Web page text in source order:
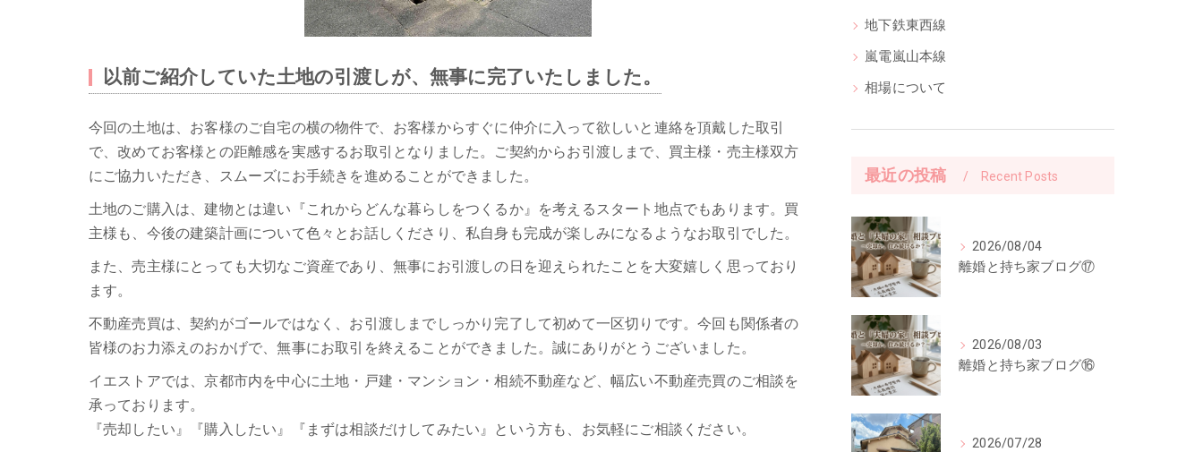
以前ご紹介していた土地の引渡しが、無事に完了いたしました。
今回の土地は、お客様のご自宅の横の物件で、お客様からすぐに仲介に入って欲しいと連絡を頂戴した取引
で、改めてお客様との距離感を実感するお取引となりました。ご契約からお引渡しまで、買主様・売主様双方
にご協力いただき、スムーズにお手続きを進めることができました。
土地のご購入は、建物とは違い『これからどんな暮らしをつくるか』を考えるスタート地点でもあります。買
主様も、今後の建築計画について色々とお話しくださり、私自身も完成が楽しみになるようなお取引でした。
また、売主様にとっても大切なご資産であり、無事にお引渡しの日を迎えられたことを大変嬉しく思っており
ます。
不動産売買は、契約がゴールではなく、お引渡しまでしっかり完了して初めて一区切りです。今回も関係者の
皆様のお力添えのおかげで、無事にお取引を終えることができました。誠にありがとうございました。
イエストアでは、京都市内を中心に土地・戸建・マンション・相続不動産など、幅広い不動産売買のご相談を
承っております。
『売却したい』『購入したい』『まずは相談だけしてみたい』という方も、お気軽にご相談ください。
地下鉄東西線
嵐電嵐山本線
相場について
最近の投稿 Recent Posts
2026/08/04
離婚と持ち家ブログ⑰
2026/08/03
離婚と持ち家ブログ⑯
2026/07/28